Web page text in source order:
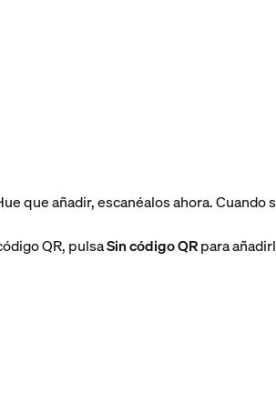
que añadir, escanéalos ahora.
QR, pulsaSin código QRpara